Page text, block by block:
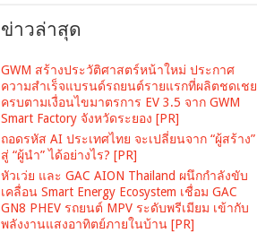
ข่าวล่าสุด
GWM สร้างประวัติศาสตร์หน้าใหม่ ประกาศ
ความสำเร็จแบรนด์รถยนต์รายแรกที่ผลิตชดเชย
ครบตามเงื่อนไขมาตรการ EV 3.5 จาก GWM
Smart Factory จังหวัดระยอง [PR]
ถอดรหัส AI ประเทศไทย จะเปลี่ยนจาก “ผู้สร้าง”
สู่ “ผู้นำ” ได้อย่างไร? [PR]
หัวเว่ย และ GAC AION Thailand ผนึกกำลังขับ
เคลื่อน Smart Energy Ecosystem เชื่อม GAC
GN8 PHEV รถยนต์ MPV ระดับพรีเมียม เข้ากับ
พลังงานแสงอาทิตย์ภายในบ้าน [PR]